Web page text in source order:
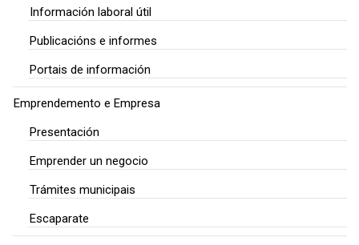
Información laboral útil
Publicacións e informes
Portais de información
Emprendemento e Empresa
Presentación
Emprender un negocio
Trámites municipais
Escaparate